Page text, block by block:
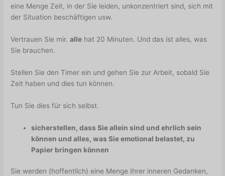
eine Menge Zeit, in der Sie leiden, unkonzentriert sind, sich mit
der Situation beschäftigen usw.
Vertrauen Sie mir.alle hat 20 Minuten. Und das ist alles, was
Sie brauchen.
Stellen Sie den Timer ein und gehen Sie zur Arbeit, sobald Sie
Zeit haben und dies tun können.
Tun Sie dies für sich selbst.
sicherstellen, dass Sie allein sind und ehrlich sein
können und alles, was Sie emotional belastet, zu
Papier bringen können
Sie werden (hoffentlich) eine Menge Ihrer inneren Gedanken,